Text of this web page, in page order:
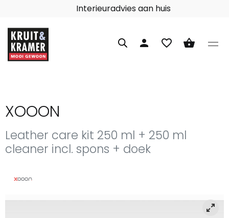
Interieuradvies aan huis
person favorite_border shopping_basket
XOOON
Leather care kit 250 ml + 250 ml
cleaner incl. spons + doek